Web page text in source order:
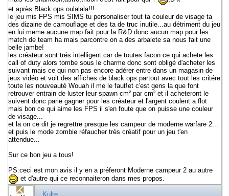
et après Black ops oulalala!!!
le jeu mis FPS mis SIMS tu personaliser tout ta couleur de visage ta
des dizaine de camouflage et des ta de truc inutile...au détriment du jeu
en lui meme aucune map fait pour la R&D donc aucun map pour les
match de team ha mais parcontre on a des arbalete sa nous fait une
belle jambe!
les créateur sont trés intelligent car de toutes facon ce qui achete les
call of duty alors tombe sous le charme donc sont obligé d'acheter les
suivant mais ce qui non pas encore adérer entre dans un magasin de
jeux vidéo et voit des affiches de black ops partout avec tout les critére
toute les nouveauté Wouah il me le faut!et c'est gens la que font
retrouver entrain de luster leur spawn cm² par cm² et il acheteront le
suivent donc parie gagner pour les créateur et l'argent coulent a flot
mais bon ce qui aime les FPS il s'en foute que on puisse une couleur
de visage...
et la on ce dit je regrettre presque les campeur de moderne warfare 2...
et puis le mode zombie réfaucher très créatif pour un jeu t'en
attendue...
Sur ce bon jeu a tous!
PS:ceci est mon avis il y en a préferont Moderne campeur 2 au autre
et d'autre qui ce reconnaiteron dans mes propos.
Kulte